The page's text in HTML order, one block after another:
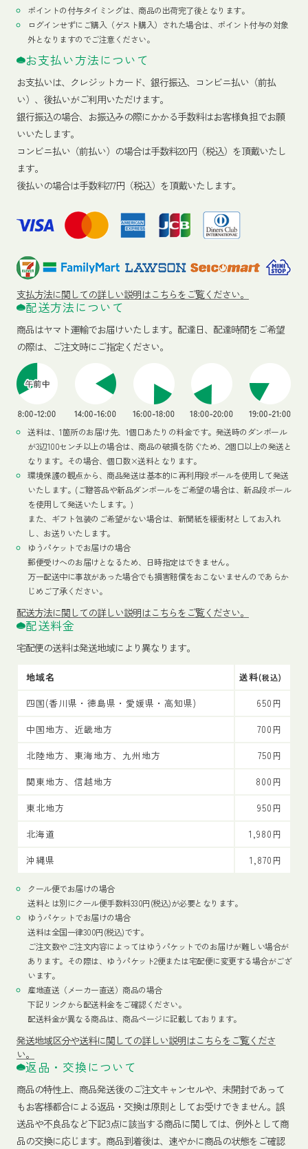
ポイントの付与タイミングは、商品の出荷完了後となります。
ログインせずにご購入（ゲスト購入）された場合は、ポイント付与の対象
外となりますのでご注意ください。
お支払い方法について
お支払いは、クレジットカード、銀行振込、コンビニ払い（前払
い）、後払いがご利用いただけます。
銀行振込の場合、お振込みの際にかかる手数料はお客様負担でお願
いいたします。
コンビニ払い（前払い）の場合は手数料220円（税込）を頂戴いたし
ます。
後払いの場合は手数料277円（税込）を頂戴いたします。
支払方法に関しての詳しい説明はこちらをご覧ください。
配送方法について
商品はヤマト運輸でお届けいたします。 配達日、配達時間をご希望
の際は、ご注文時にご指定ください。
送料は、1箇所のお届け先、1個口あたりの料金です。発送時のダンボール
が3辺100センチ以上の場合は、商品の破損を防ぐため、2個口以上の発送と
なります。その場合、個口数×送料となります。
環境保護の観点から、商品発送は基本的に再利用段ボールを使用して発送
いたします。(ご贈答品や新品ダンボールをご希望の場合は、新品段ボール
を使用して発送いたします。)
また、ギフト包装のご希望がない場合は、新聞紙を緩衝材としてお入れ
し、お送りいたします。
ゆうパケットでお届けの場合
郵便受けへのお届けとなるため、日時指定はできません。
万一配送中に事故があった場合でも損害賠償をおこないませんのであらか
じめご了承ください。
配送方法に関しての詳しい説明はこちらをご覧ください。
配送料金
宅配便の送料は発送地域により異なります。
地域名 送料(税込)
四国(香川県・徳島県・愛媛県・高知県)
650円
中国地方、近畿地方
700円
北陸地方、東海地方、九州地方
750円
関東地方、信越地方
800円
東北地方
950円
北海道
1,980円
沖縄県
1,870円
クール便でお届けの場合
送料とは別にクール便手数料330円(税込)が必要となります。
ゆうパケットでお届けの場合
送料は全国一律300円(税込)です。
ご注文数やご注文内容によってはゆうパケットでのお届けが難しい場合が
あります。その際は、ゆうパケット2便または宅配便に変更する場合がござ
います。
産地直送（メーカー直送）商品の場合
下記リンクから配送料金をご確認ください。
配送料金が異なる商品は、商品ページに記載しております。
発送地域区分や送料に関しての詳しい説明はこちらをご覧くださ
い。
返品・交換について
商品の特性上、商品発送後のご注文キャンセルや、未開封であって
もお客様都合による返品・交換は原則としてお受けできません。誤
送品や不良品など下記3点に該当する商品に関しては、例外として商
品の交換に応じます。商品到着後は、速やかに商品の状態をご確認